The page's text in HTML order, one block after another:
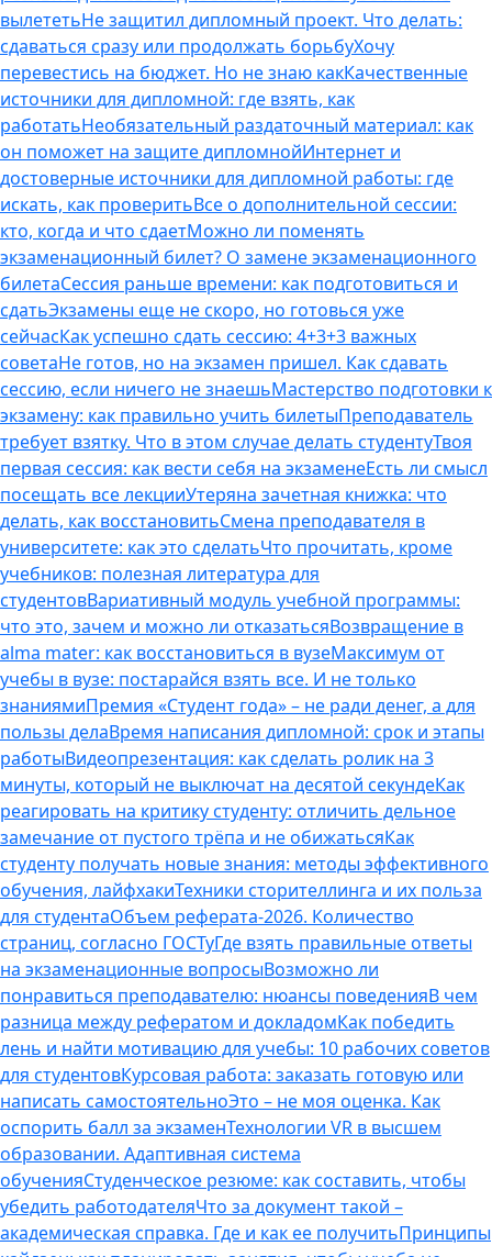
вылететьНе защитил дипломный проект. Что делать:
сдаваться сразу или продолжать борьбуХочу
перевестись на бюджет. Но не знаю какКачественные
источники для дипломной: где взять, как
работатьНеобязательный раздаточный материал: как
он поможет на защите дипломнойИнтернет и
достоверные источники для дипломной работы: где
искать, как проверитьВсе о дополнительной сессии:
кто, когда и что сдаетМожно ли поменять
экзаменационный билет? О замене экзаменационного
билетаСессия раньше времени: как подготовиться и
сдатьЭкзамены еще не скоро, но готовься уже
сейчасКак успешно сдать сессию: 4+3+3 важных
советаНе готов, но на экзамен пришел. Как сдавать
сессию, если ничего не знаешьМастерство подготовки к
экзамену: как правильно учить билетыПреподаватель
требует взятку. Что в этом случае делать студентуТвоя
первая сессия: как вести себя на экзаменеЕсть ли смысл
посещать все лекцииУтеряна зачетная книжка: что
делать, как восстановитьСмена преподавателя в
университете: как это сделатьЧто прочитать, кроме
учебников: полезная литература для
студентовВариативный модуль учебной программы:
что это, зачем и можно ли отказатьсяВозвращение в
alma mater: как восстановиться в вузеМаксимум от
учебы в вузе: постарайся взять все. И не только
знаниямиПремия «Студент года» – не ради денег, а для
пользы делаВремя написания дипломной: срок и этапы
работыВидеопрезентация: как сделать ролик на 3
минуты, который не выключат на десятой секундеКак
реагировать на критику студенту: отличить дельное
замечание от пустого трёпа и не обижатьсяКак
студенту получать новые знания: методы эффективного
обучения, лайфхакиТехники сторителлинга и их польза
для студентаОбъем реферата-2026. Количество
страниц, согласно ГОСТуГде взять правильные ответы
на экзаменационные вопросыВозможно ли
понравиться преподавателю: нюансы поведенияВ чем
разница между рефератом и докладомКак победить
лень и найти мотивацию для учебы: 10 рабочих советов
для студентовКурсовая работа: заказать готовую или
написать самостоятельноЭто – не моя оценка. Как
оспорить балл за экзаменТехнологии VR в высшем
образовании. Адаптивная система
обученияСтуденческое резюме: как составить, чтобы
убедить работодателяЧто за документ такой –
академическая справка. Где и как ее получитьПринципы